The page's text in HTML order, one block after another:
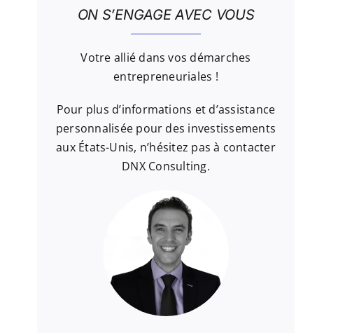
ON S’ENGAGE AVEC VOUS
Votre allié dans vos démarches
entrepreneuriales !
Pour plus d’informations et d’assistance
personnalisée pour des investissements
aux États-Unis, n’hésitez pas à contacter
DNX Consulting.